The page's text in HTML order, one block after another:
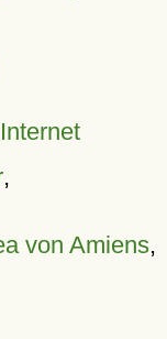
,
von Amiens,